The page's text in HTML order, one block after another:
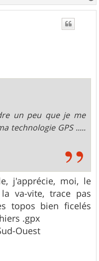
a
un peu que je me
technologie GPS .....
j'apprécie, moi, le
va-vite, trace pas
topos bien ficelés
.gpx
Ouest